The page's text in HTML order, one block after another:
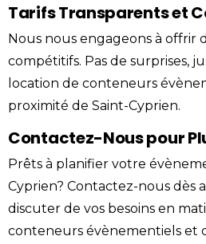
Tarifs Transparents et
Nous nous engageons à offrir
compétitifs. Pas de surprises,
location de conteneurs
proximité de Saint-Cyprien.
Contactez-Nous pour
Prêts à planifier votre
Cyprien? Contactez-nous dès
discuter de vos besoins en
conteneurs évènementiels et